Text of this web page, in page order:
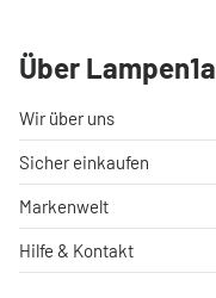
Über Lampen1a
Wir über uns
Sicher einkaufen
Markenwelt
Hilfe & Kontakt